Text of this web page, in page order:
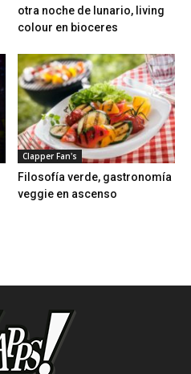
otra noche de lunario, living
colour en bioceres
Clapper Fan's
Filosofía verde, gastronomía
veggie en ascenso